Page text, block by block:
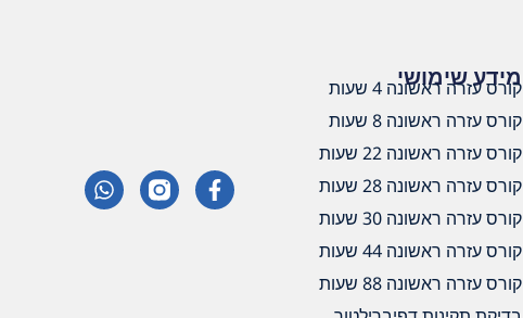
מידע שימושי
קורס עזרה ראשונה 4 שעות
קורס עזרה ראשונה 8 שעות
קורס עזרה ראשונה 22 שעות
קורס עזרה ראשונה 28 שעות
קורס עזרה ראשונה 30 שעות
קורס עזרה ראשונה 44 שעות
קורס עזרה ראשונה 88 שעות